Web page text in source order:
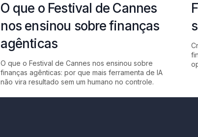
O que o Festival de Cannes
nos ensinou sobre finanças
agênticas
O que o Festival de Cannes nos ensinou sobre
finanças agênticas: por que mais ferramenta de IA
não vira resultado sem um humano no controle.